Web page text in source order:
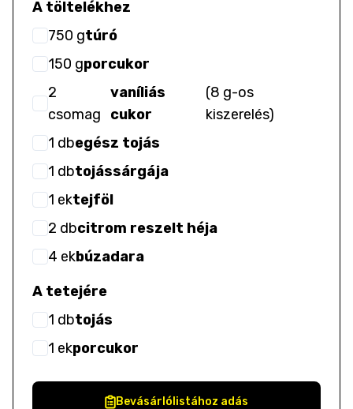
A töltelékhez
750 gtúró
150 gporcukor
2
csomag
vaníliás
cukor
(8 g-os
kiszerelés)
1 dbegész tojás
1 dbtojássárgája
1 ektejföl
2 dbcitrom reszelt héja
4 ekbúzadara
A tetejére
1 dbtojás
1 ekporcukor
Bevásárlólistához adás